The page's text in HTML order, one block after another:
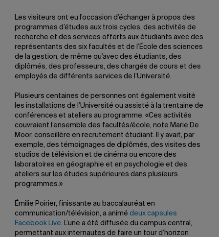
Les visiteurs ont eu l’occasion d’échanger à propos des
programmes d’études aux trois cycles, des activités de
recherche et des services offerts aux étudiants avec des
représentants des six facultés et de l’École des sciences
de la gestion, de même qu’avec des étudiants, des
diplômés, des professeurs, des chargés de cours et des
employés de différents services de l’Université.
Plusieurs centaines de personnes ont également visité
les installations de l’Université ou assisté à la trentaine de
conférences et ateliers au programme. «Ces activités
couvraient l’ensemble des facultés/école, note Marie De
Moor, conseillère en recrutement étudiant. Il y avait, par
exemple, des témoignages de diplômés, des visites des
studios de télévision et de cinéma ou encore des
laboratoires en géographie et en psychologie et des
ateliers sur les études supérieures dans plusieurs
programmes.»
Émilie Poirier, finissante au baccalauréat en
communication/télévision, a animé deux capsules
Facebook Live. L’une a été diffusée du campus central,
permettant aux internautes de faire un tour d’horizon